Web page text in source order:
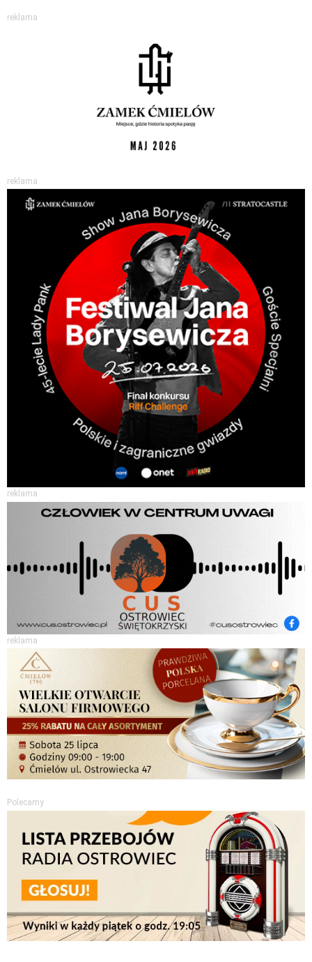
reklama
reklama
reklama
reklama
Polecamy